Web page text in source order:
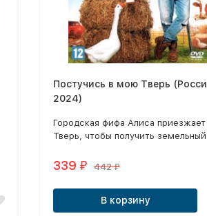
Постучись в мою Тверь
2024)
Городская фифа Алиса приезжает
Тверь, чтобы получить земельный
339₽ 442₽
В корзину